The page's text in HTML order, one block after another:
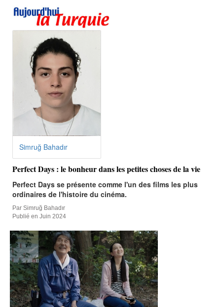
Simruğ Bahadır
Perfect Days : le bonheur dans les petites choses de la vie
Perfect Days se présente comme l'un des films les plus
ordinaires de l'histoire du cinéma.
Par Simruğ Bahadır
Publié en Juin 2024